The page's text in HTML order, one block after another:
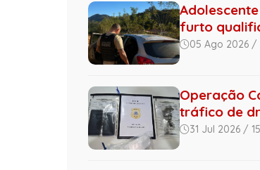
furto
05 Ago 2026 /
Operação
tráfico de
31 Jul 2026 /